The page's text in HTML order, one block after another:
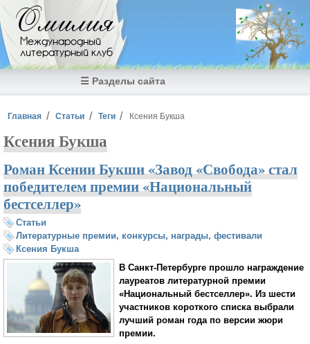
Перейти к основному содержанию
Омилия
Международный
литературный клуб
☰ Разделы сайта
Вы здесь
Главная Статьи Теги Ксения Букша
Ксения Букша
Роман Ксении Букши «Завод «Свобода» стал
победителем премии «Национальный
бестселлер»
Статьи
Литературные премии, конкурсы, награды, фестивали
Ксения Букша
В Санкт-Петербурге прошло награждение
лауреатов литературной премии
«Национальный бестселлер». Из шести
участников короткого списка выбрали
лучший роман года по версии жюри
премии.